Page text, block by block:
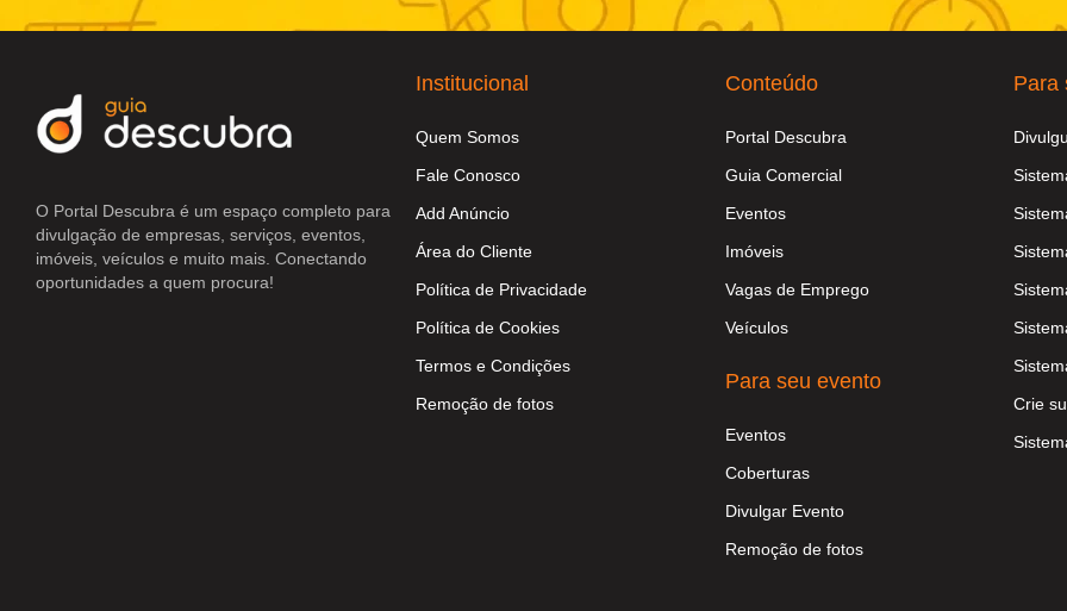
O Portal Descubra é um espaço completo para
divulgação de empresas, serviços, eventos,
imóveis, veículos e muito mais. Conectando
oportunidades a quem procura!
Institucional
Quem Somos
Fale Conosco
Add Anúncio
Área do Cliente
Política de Privacidade
Política de Cookies
Termos e Condições
Remoção de fotos
Conteúdo
Portal Descubra
Guia Comercial
Eventos
Imóveis
Vagas de Emprego
Veículos
Para seu evento
Eventos
Coberturas
Divulgar Evento
Remoção de fotos
Para
Crie